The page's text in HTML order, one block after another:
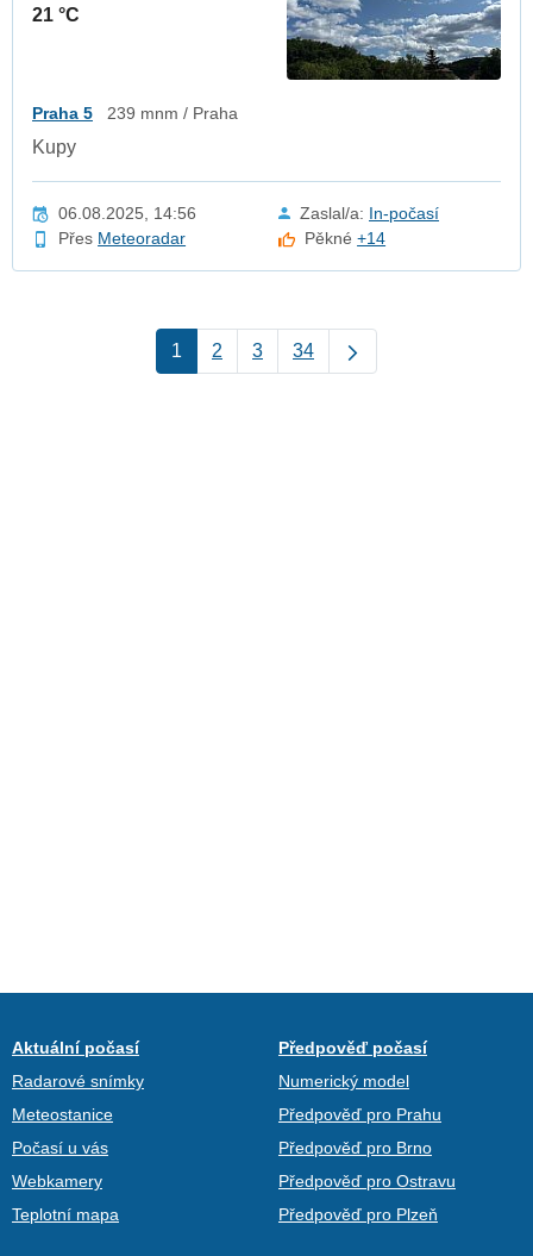
21 °C
Praha 5 239 mnm / Praha
Kupy
06.08.2025, 14:56 Zaslal/a: In-počasí
Přes Meteoradar Pěkné+14
1 2 3 34
Aktuální počasí
Radarové snímky
Meteostanice
Počasí u vás
Webkamery
Teplotní mapa
Předpověď počasí
Numerický model
Předpověď pro Prahu
Předpověď pro Brno
Předpověď pro Ostravu
Předpověď pro Plzeň